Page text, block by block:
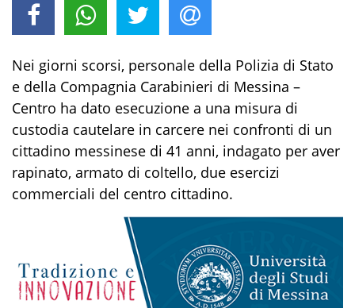
Nei giorni scorsi, personale della Polizia di Stato
e della Compagnia Carabinieri di Messina –
Centro ha dato esecuzione a una misura di
custodia cautelare in carcere nei confronti di un
cittadino messinese di 41 anni, indagato per aver
rapinato, armato di coltello, due esercizi
commerciali del centro cittadino.